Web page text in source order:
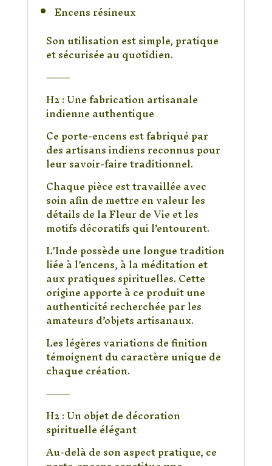
Encens résineux
Son utilisation est simple, pratique
et sécurisée au quotidien.
⸻
H2 : Une fabrication artisanale
indienne authentique
Ce porte-encens est fabriqué par
des artisans indiens reconnus pour
leur savoir-faire traditionnel.
Chaque pièce est travaillée avec
soin afin de mettre en valeur les
détails de la Fleur de Vie et les
motifs décoratifs qui l’entourent.
L’Inde possède une longue tradition
liée à l’encens, à la méditation et
aux pratiques spirituelles. Cette
origine apporte à ce produit une
authenticité recherchée par les
amateurs d’objets artisanaux.
Les légères variations de finition
témoignent du caractère unique de
chaque création.
⸻
H2 : Un objet de décoration
spirituelle élégant
Au-delà de son aspect pratique, ce